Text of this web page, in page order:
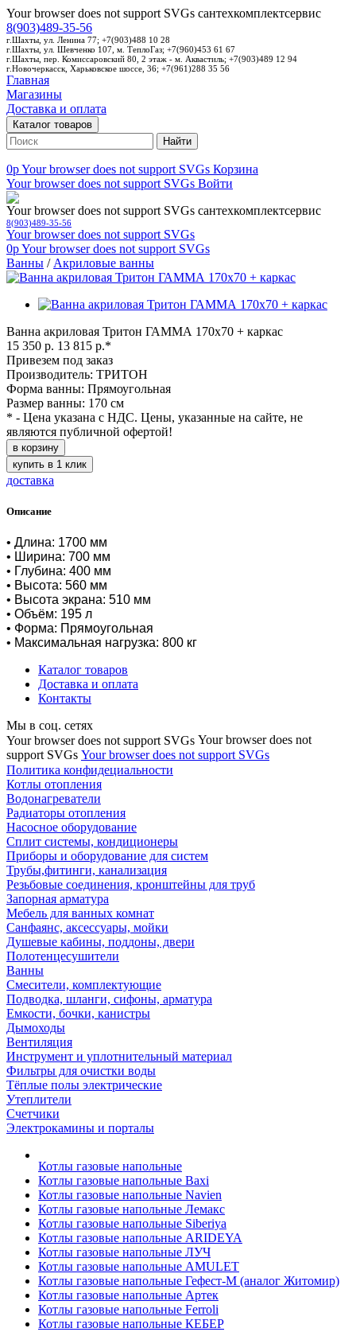
Your browser does not support SVGs сантехкомплектсервис
8(903)489-35-56
г.Шахты, ул. Ленина 77; +7(903)488 10 28
г.Шахты, ул. Шевченко 107, м. ТеплоГаз; +7(960)453 61 67
г.Шахты, пер. Комиссаровский 80, 2 этаж - м. Аквастиль; +7(903)489 12 94
г.Новочеркасск, Харьковское шоссе, 36; +7(961)288 35 56
Главная
Магазины
Доставка и оплата
Каталог товаров
Найти
0pYour browser does not support SVGs Корзина
Your browser does not support SVGs Войти
Your browser does not support SVGs сантехкомплектсервис
8(903)489-35-56
Your browser does not support SVGs
0pYour browser does not support SVGs
Ванны / Акриловые ванны
Ванна акриловая Тритон ГАММА 170х70 + каркас
15 350 р. 13 815 р.*
Привезем под заказ
Производитель: ТРИТОН
Форма ванны: Прямоугольная
Размер ванны: 170 см
* - Цена указана с НДС. Цены, указанные на сайте, не
являются публичной офертой!
в корзину
купить в 1 клик
доставка
Описание
• Длина: 1700 мм
• Ширина: 700 мм
• Глубина: 400 мм
• Высота: 560 мм
• Высота экрана: 510 мм
• Объём: 195 л
• Форма: Прямоугольная
• Максимальная нагрузка: 800 кг
Каталог товаров
Доставка и оплата
Контакты
Мы в соц. сетях
Your browser does not support SVGs Your browser does not
support SVGs Your browser does not support SVGs
Политика конфидециальности
Котлы отопления
Водонагреватели
Радиаторы отопления
Насосное оборудование
Сплит системы, кондиционеры
Приборы и оборудование для систем
Трубы,фитинги, канализация
Резьбовые соединения, кронштейны для труб
Запорная арматура
Мебель для ванных комнат
Санфаянс, аксессуары, мойки
Душевые кабины, поддоны, двери
Полотенцесушители
Ванны
Смесители, комплектующие
Подводка, шланги, сифоны, арматура
Емкости, бочки, канистры
Дымоходы
Вентиляция
Инструмент и уплотнительный материал
Фильтры для очистки воды
Тёплые полы электрические
Утеплители
Счетчики
Электрокамины и порталы
Котлы газовые напольные
Котлы газовые напольные Baxi
Котлы газовые напольные Navien
Котлы газовые напольные Лемакс
Котлы газовые напольные Siberiya
Котлы газовые напольные ARIDEYA
Котлы газовые напольные ЛУЧ
Котлы газовые напольные AMULET
Котлы газовые напольные Гефест-М (аналог Житомир)
Котлы газовые напольные Артек
Котлы газовые напольные Ferroli
Котлы газовые напольные КЕБЕР